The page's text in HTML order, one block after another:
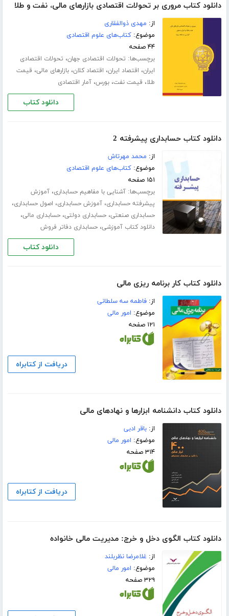
دانلود کتاب مروری بر تحولات اقتصادی بازارهای مالی، نفت و طلا
از: مهدی ذوالفقاری
موضوع:کتاب‌های علوم اقتصادی
۴۴ صفحه
برچسب‌ها: تحولات اقتصادی جهان، تحولات اقتصادی
ایران، اقتصاد ایران، اقتصاد کلان،بازارهای مالی، قیمت
طلا، قیمت نفت،بورس،آمار اقتصادی
دانلود کتاب
دانلود کتاب حسابداری پیشرفته 2
از: محمد مهرتاش
موضوع:کتاب‌های علوم اقتصادی
۱۵۱ صفحه
برچسب‌ها:آشنایی با مفاهیم حسابداری،آموزش
پیشرفته حسابداری،آموزش حسابداری، اصول حسابداری،
حسابداری صنعتی،حسابداری دولتی،حسابداری مالی،
دانلود کتاب آموزشی،حسابداری دفاتر فروش
دانلود کتاب
دانلود کتاب کار برنامه ریزی مالی
از:فاطمه سه سلطانی
موضوع: امور مالی
۱۲۱ صفحه
دریافت از کتابراه
دانلود کتاب دانشنامه ابزارها و نهادهای مالی
از:باقر ادبی
موضوع: امور مالی
۳۱۴ صفحه
دریافت از کتابراه
دانلود کتاب الگوی دخل و خرج: مدیریت مالی خانواده
از: غلامرضا نظربلند
موضوع: امور مالی
۳۲۹ صفحه